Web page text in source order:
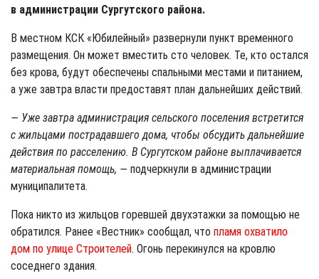
в администрации Сургутского района.
В местном КСК «Юбилейный» развернули пункт временного
размещения. Он может вместить сто человек. Те, кто остался
без крова, будут обеспечены спальными местами и питанием,
а уже завтра власти предоставят план дальнейших действий.
— Уже завтра администрация сельского поселения встретится
с жильцами пострадавшего дома, чтобы обсудить дальнейшие
действия по расселению. В Сургутском районе выплачивается
материальная помощь, — подчеркнули в администрации
муниципалитета.
Пока никто из жильцов горевшей двухэтажки за помощью не
обратился. Ранее «Вестник» сообщал, что пламя охватило
дом по улице Строителей. Огонь перекинулся на кровлю
соседнего здания.